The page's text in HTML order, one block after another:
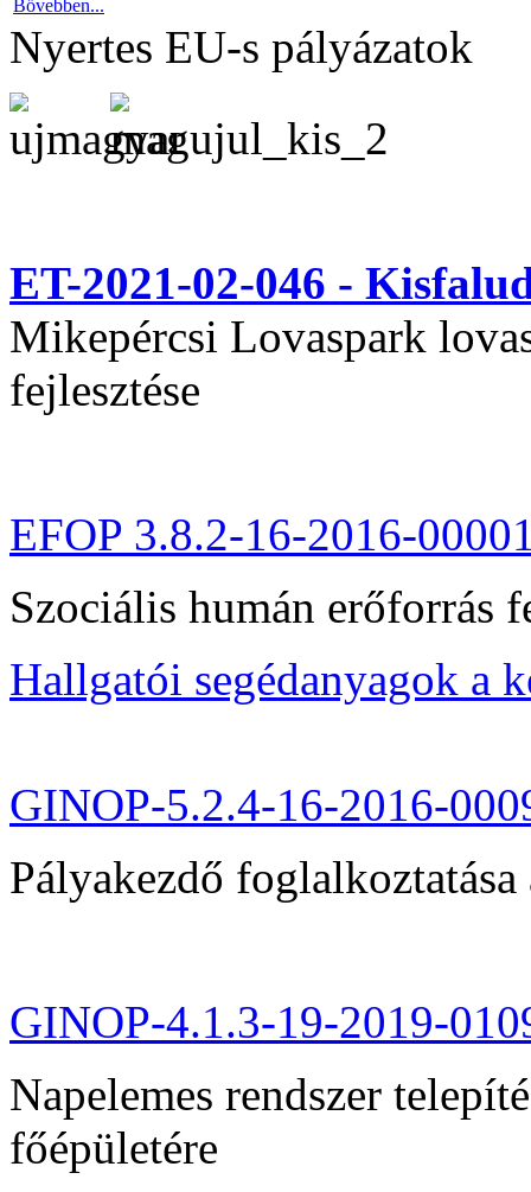
Bővebben...
Nyertes EU-s pályázatok
ET-2021-02-046 -
Mikepércsi Lovaspark
fejlesztése
EFOP 3.8.2-16-2016-
Szociális humán erőforrás
Hallgatói segédanyagok a
GINOP-5.2.4-16-2016-
Pályakezdő
GINOP-4.1.3-19-2019-
Napelemes rendszer
főépületére